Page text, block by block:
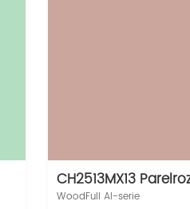
CH2513MX13
WoodFull AI-serie‌